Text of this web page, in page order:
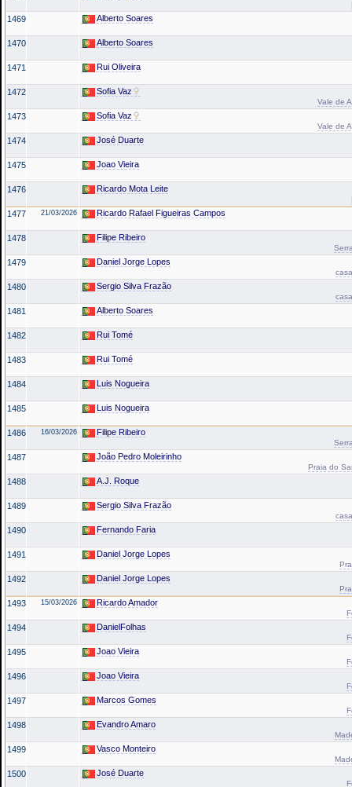
1469 Alberto Soares
1470 Alberto Soares
1471 Rui Oliveira
1472 Sofia Vaz
Vale de
1473 Sofia Vaz
Vale de
1474 José Duarte
1475 Joao Vieira
1476 Ricardo Mota Leite
1477 21/03/2026 Ricardo Rafael Figueiras Campos
1478 Filipe Ribeiro
1479 Daniel Jorge Lopes
1480 Sergio Silva Frazão
1481 Alberto Soares
1482 Rui Tomé
1483 Rui Tomé
1484 Luis Nogueira
1485 Luis Nogueira
1486 16/03/2026 Filipe Ribeiro
1487 João Pedro Moleirinho
Praia do
1488 A.J. Roque
1489 Sergio Silva Frazão
1490 Fernando Faria
1491 Daniel Jorge Lopes
1492 Daniel Jorge Lopes
1493 15/03/2026 Ricardo Amador
1494 DanielFolhas
1495 Joao Vieira
1496 Joao Vieira
1497 Marcos Gomes
1498 Evandro Amaro
1499 Vasco Monteiro
1500 José Duarte